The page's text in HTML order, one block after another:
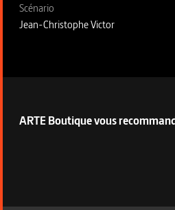
Scénario
Jean-Christophe Victor
ARTE Boutique vous